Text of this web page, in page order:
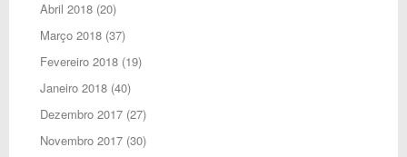
Abril 2018(20)
Março 2018(37)
Fevereiro 2018(19)
Janeiro 2018(40)
Dezembro 2017(27)
Novembro 2017(30)